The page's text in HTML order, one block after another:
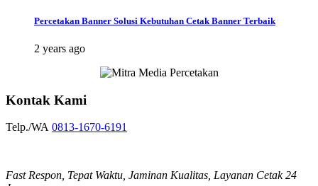
Percetakan Banner Solusi Kebutuhan Cetak Banner Terbaik
2 years ago
Kontak Kami
Telp./WA 0813-1670-6191
Fast Respon, Tepat Waktu, Jaminan Kualitas, Layanan Cetak 24